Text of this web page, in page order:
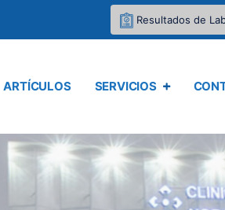
Resultados de
ARTÍCULOS SERVICIOS